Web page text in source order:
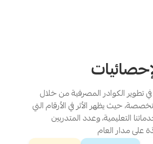
تطوير الكوادر المصرفية من خلال
حيث يظهر الأثر في الأرقام التي
التعليمية، وعدد المتدربين
على مدار العام